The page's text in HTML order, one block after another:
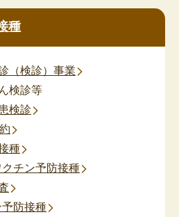
種
（検診）事業
検診等
検診
種
チン予防接種
防接種